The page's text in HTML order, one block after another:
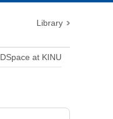
Library
DSpace at KINU